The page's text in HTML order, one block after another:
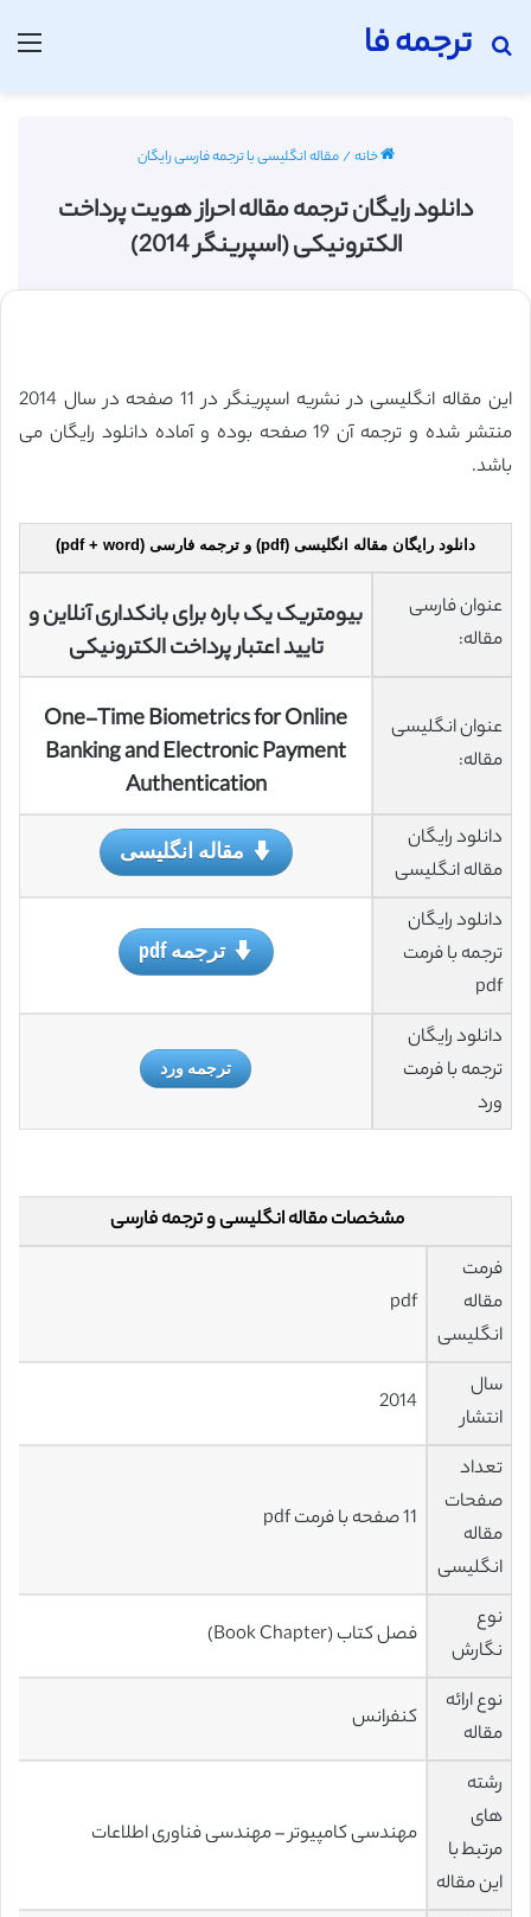
ترجمه فا
جستجو برای
خانه/مقاله انگلیسی با ترجمه فارسی رایگان
دانلود رایگان ترجمه مقاله احراز هویت پرداخت
الکترونیکی (اسپرینگر 2014)
این مقاله انگلیسی در نشریه اسپرینگر در 11 صفحه در سال 2014
منتشر شده و ترجمه آن 19 صفحه بوده و آماده دانلود رایگان می
باشد.
دانلود رایگان مقاله انگلیسی (pdf) و ترجمه فارسی (pdf + word)
عنوان فارسی
مقاله:
بیومتریک یک باره برای بانکداری آنلاین و
تایید اعتبار پرداخت الکترونیکی
عنوان انگلیسی
مقاله:
One-Time Biometrics for Online
Banking and Electronic Payment
Authentication
دانلود رایگان
مقاله انگلیسی
مقاله انگلیسی
دانلود رایگان
ترجمه با فرمت
pdf
ترجمه pdf
دانلود رایگان
ترجمه با فرمت
ورد
ترجمه ورد
مشخصات مقاله انگلیسی و ترجمه فارسی
فرمت
مقاله
انگلیسی
pdf
سال
انتشار
2014
تعداد
صفحات
مقاله
انگلیسی
11 صفحه با فرمت pdf
نوع
نگارش
فصل کتاب (Book Chapter)
نوع ارائه
مقاله
کنفرانس
رشته
های
مرتبط با
این مقاله
مهندسی کامپیوتر – مهندسی فناوری اطلاعات